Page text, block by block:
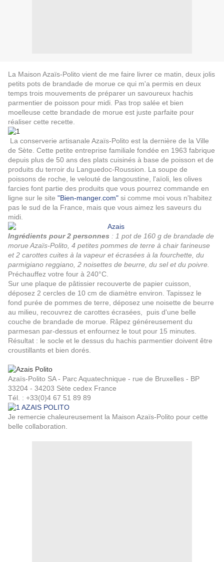
La Maison Azaïs-Polito vient de me faire livrer ce matin, deux jolis
petits pots de brandade de morue ce qui m'a permis en deux
temps trois mouvements de préparer un savoureux hachis
parmentier de poisson pour midi. Pas trop salée et bien
moelleuse cette brandade de morue est juste parfaite pour
réaliser cette recette.
La conserverie artisanale Azaïs-Polito est la dernière de la Ville
de Sète. Cette petite entreprise familiale fondée en 1963 fabrique
depuis plus de 50 ans des plats cuisinés à base de poisson et de
produits du terroir du Languedoc-Roussion. La soupe de
poissons de roche, le velouté de langoustine, l'aïoli, les olives
farcies font partie des produits que vous pourrez commande en
ligne sur le site "Bien-manger.com" si comme moi vous n'habitez
pas le sud de la France, mais que vous aimez les saveurs du
midi.
Ingrédients pour 2 personnes : 1 pot de 160 g de brandade de
morue Azaïs-Polito, 4 petites pommes de terre à chair farineuse
et 2 carottes cuites à la vapeur et écrasées à la fourchette, du
parmigiano reggiano, 2 noisettes de beurre, du sel et du poivre.
Préchauffez votre four à 240°C.
Sur une plaque de pâtissier recouverte de papier cuisson,
déposez 2 cercles de 10 cm de diamètre environ. Tapissez le
fond purée de pommes de terre, déposez une noisette de beurre
au milieu, recouvrez de carottes écrasées, puis d'une belle
couche de brandade de morue. Râpez généreusement du
parmesan par-dessus et enfournez le tout pour 15 minutes.
Résultat : le socle et le dessus du hachis parmentier doivent être
croustillants et bien dorés.
Azaïs-Polito SA - Parc Aquatechnique - rue de Bruxelles - BP
33204 - 34203 Sète cedex France
Tél. : +33(0)4 67 51 89 89
Je remercie chaleureusement la Maison Azaïs-Polito pour cette
belle collaboration.